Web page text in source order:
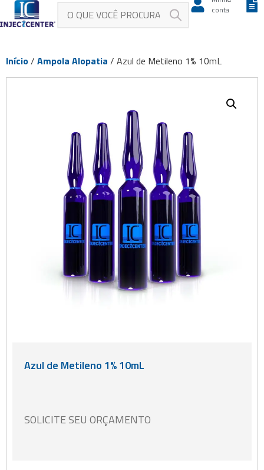
conta
Início/ Ampola Alopatia / Azul de Metileno 1% 10mL
Azul de Metileno 1% 10mL
SOLICITE SEU ORÇAMENTO